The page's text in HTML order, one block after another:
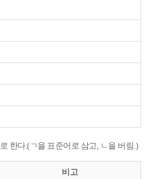
한다.(ㄱ을 표준어로 삼고, ㄴ을 버림.)
비고